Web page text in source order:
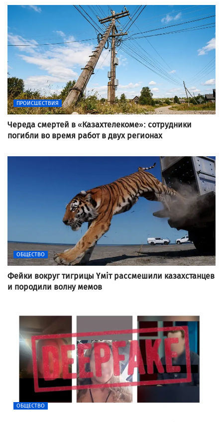
ПРОИСШЕСТВИЯ
Череда смертей в «Казахтелекоме»: сотрудники
погибли во время работ в двух регионах
ОБЩЕСТВО
Фейки вокруг тигрицы Үміт рассмешили казахстанцев
и породили волну мемов
ОБЩЕСТВО